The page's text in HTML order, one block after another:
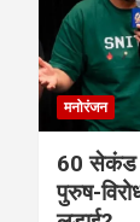
मनोरंजन
60 सेकंड
पुरुष-